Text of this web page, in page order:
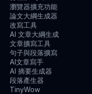
瀏覽器擴充功能
論文大綱生成器
改寫工具
AI 文章大綱生成
文章擴寫工具
句子與段落擴寫
AI文章寫手
AI 摘要生成器
段落產生器
TinyWow